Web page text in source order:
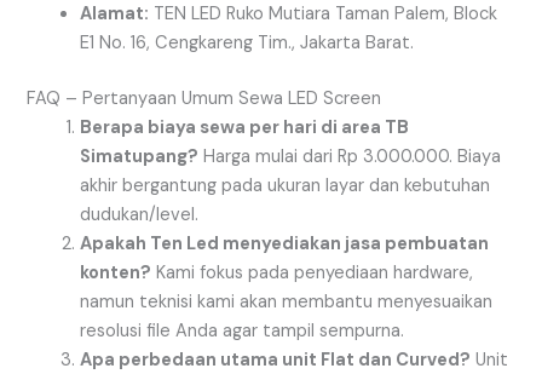
Alamat: TEN LED Ruko Mutiara Taman Palem, Block
E1 No. 16, Cengkareng Tim., Jakarta Barat.
FAQ – Pertanyaan Umum Sewa LED Screen
Berapa biaya sewa per hari di area TB
Simatupang? Harga mulai dari Rp 3.000.000. Biaya
akhir bergantung pada ukuran layar dan kebutuhan
dudukan/level.
Apakah Ten Led menyediakan jasa pembuatan
konten? Kami fokus pada penyediaan hardware,
namun teknisi kami akan membantu menyesuaikan
resolusi file Anda agar tampil sempurna.
Apa perbedaan utama unit Flat dan Curved? Unit